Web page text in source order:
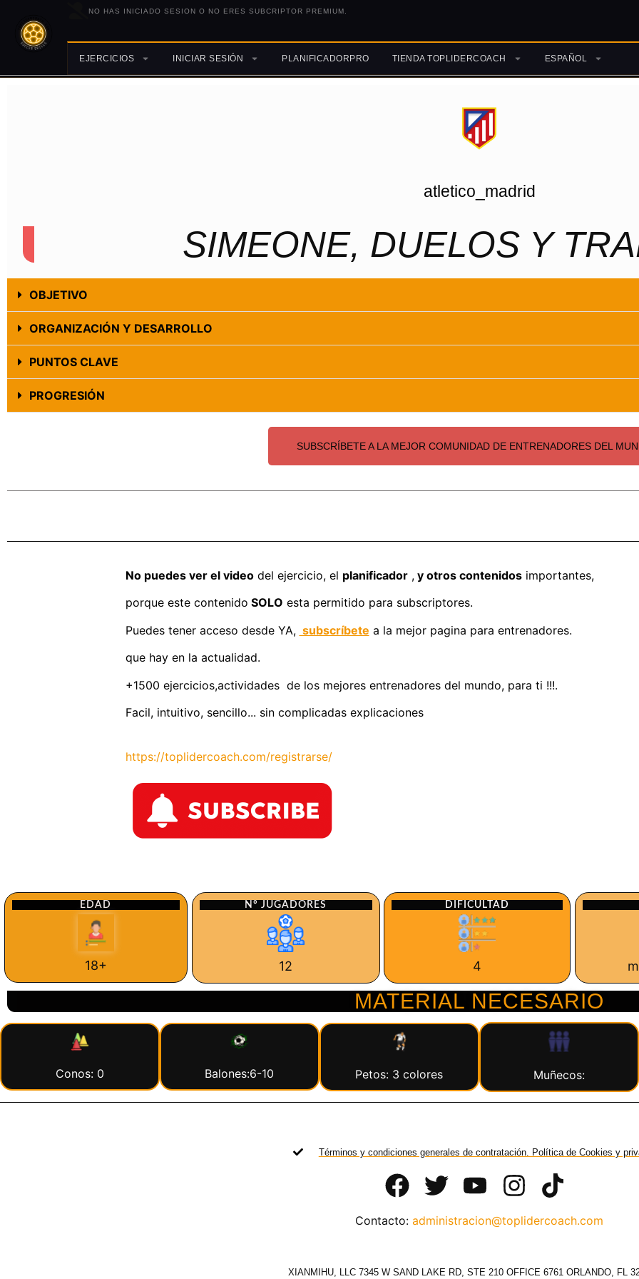
NO HAS INICIADO SESION O NO ERES SUBCRIPTOR PREMIUM.
EJERCICIOS INICIAR SESIÓN PLANIFICADORPRO TIENDA TOPLIDERCOACH ESPAÑOL
atletico_madrid
SIMEONE, DUELOS Y
OBJETIVO
ORGANIZACIÓN Y DESARROLLO
PUNTOS CLAVE
PROGRESIÓN
SUBSCRÍBETE A LA MEJOR COMUNIDAD DE ENTRENADORES DEL
No puedes ver el videodel ejercicio, el planificador,y otros contenidosimportantes,
porque este contenido SOLO esta permitido para subscriptores.
Puedes tener acceso desde YA, subscríbete a la mejor pagina para entrenadores.
que hay en la actualidad.
+1500 ejercicios,actividades de los mejores entrenadores del mundo, para ti !!!.
Facil, intuitivo, sencillo... sin complicadas explicaciones
https://toplidercoach.com/registrarse/
EDAD
18+
Nº JUGADORES
12
DIFICULTAD
4
MATERIAL NECESARIO
Conos: 0 Balones:6-10 Petos: 3 colores Muñecos:
Términos y condiciones generales de contratación. Política de Cookies y
Contacto: administracion@toplidercoach.com
XIANMIHU, LLC 7345 W SAND LAKE RD, STE 210 OFFICE 6761 ORLANDO, FL